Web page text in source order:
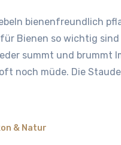
Bienen so wichtig sind
summt und brummt
noch müde. Die
& Natur